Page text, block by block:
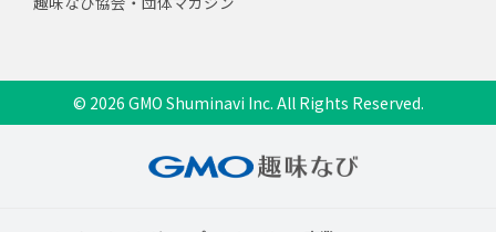
© 2026 GMO Shuminavi Inc. All Rights Reserved.